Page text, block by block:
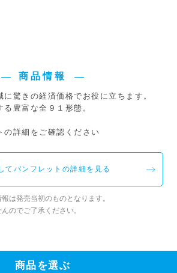
商品情報
驚きの経済価格でお役に立ちます。
豊富な全９１形態。
の詳細をご確認ください
てパンフレットの詳細を見る
は発売当初のものとなります。
のでご了承ください。
商品を選ぶ